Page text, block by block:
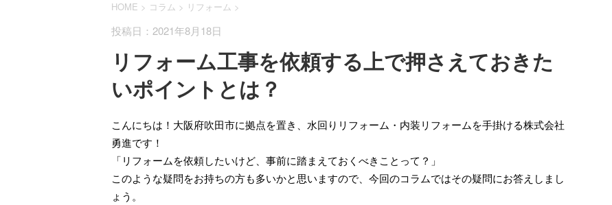
HOME > コラム > リフォーム >
投稿日：2021年8月18日
リフォーム工事を依頼する上で押さえておきた
いポイントとは？
こんにちは！大阪府吹田市に拠点を置き、水回りリフォーム・内装リフォームを手掛ける株式会社
勇進です！
「リフォームを依頼したいけど、事前に踏まえておくべきことって？」
このような疑問をお持ちの方も多いかと思いますので、今回のコラムではその疑問にお答えしまし
ょう。